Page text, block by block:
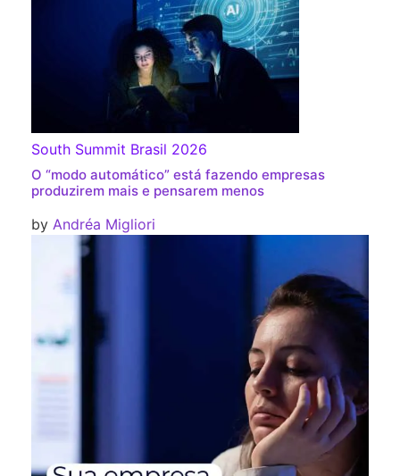
South Summit Brasil 2026
O “modo automático” está fazendo empresas
produzirem mais e pensarem menos
by Andréa Migliori